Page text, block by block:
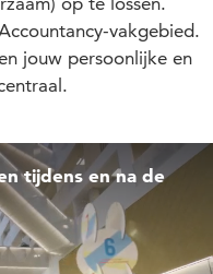
vakgebied.
jouw persoonlijke en
tijdens en na de